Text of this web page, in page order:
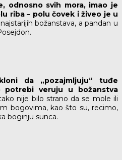
odnosno svih mora, imao je
riba – polu čovek i živeo je u
božanstava, a pandan u
da „pozajmljuju“ tuđe
potrebi veruju u božanstva
nije bilo strano da se mole ili
bogovima, kao što su, recimo,
boginju sunca.